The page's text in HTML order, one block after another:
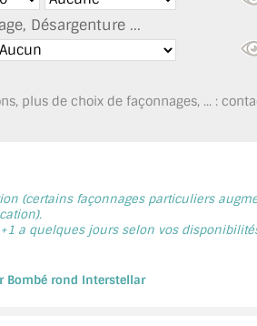
EN MOZAÏQUE
DE BAIN
DE SPORT
DE DANSE
Désargenture ...
plus de choix de façonnages, ... :
(certains façonnages particuliers
a quelques jours selon vos
Bombé rond Interstellar